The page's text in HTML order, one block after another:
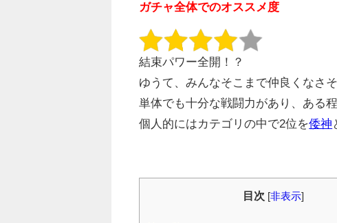
ガチャ全体でのオススメ度
結束パワー全開！？
ゆうて、みんなそこまで仲良くなさ
単体でも十分な戦闘力があり、ある
個人的にはカテゴリの中で2位を倭神
目次 非表示]